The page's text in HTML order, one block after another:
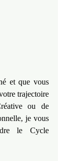
et que vous
trajectoire
ou de
je vous
le Cycle